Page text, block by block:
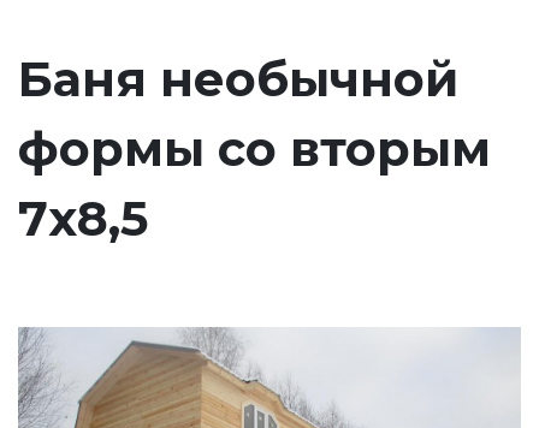
Баня необычной
формы со вторым
7х8,5